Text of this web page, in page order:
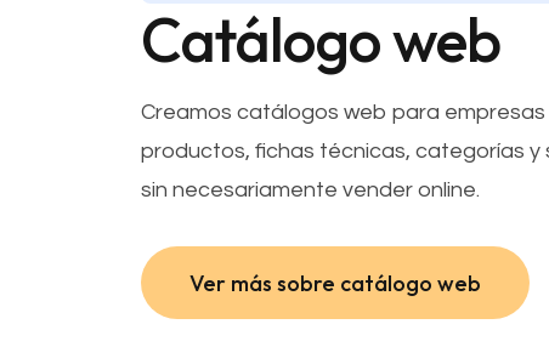
Catálogo web
Creamos catálogos web para
productos, fichas técnicas, categorías y
sin necesariamente vender online.
Ver más sobre catálogo web
Ver más sobre catálogo web